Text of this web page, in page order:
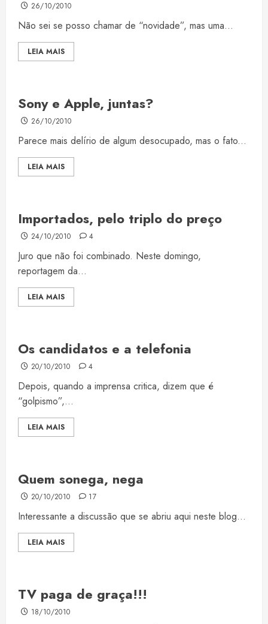
26/10/2010
Não sei se posso chamar de “novidade”, mas uma...
LEIA MAIS
Sony e Apple, juntas?
26/10/2010
Parece mais delírio de algum desocupado, mas o fato...
LEIA MAIS
Importados, pelo triplo do preço
24/10/2010 4
Juro que não foi combinado. Neste domingo,
reportagem da...
LEIA MAIS
Os candidatos e a telefonia
20/10/2010 4
Depois, quando a imprensa critica, dizem que é
“golpismo”,...
LEIA MAIS
Quem sonega, nega
20/10/2010 17
Interessante a discussão que se abriu aqui neste blog...
LEIA MAIS
TV paga de graça!!!
18/10/2010